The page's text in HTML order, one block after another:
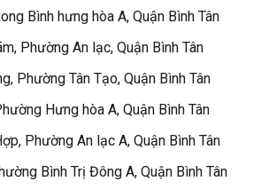
Bình hưng hòa A, Quận Bình Tân
Phường An lạc, Quận Bình Tân
Phường Tân Tạo, Quận Bình Tân
Hưng hòa A, Quận Bình Tân
Phường An lạc A, Quận Bình Tân
Bình Trị Đông A, Quận Bình Tân